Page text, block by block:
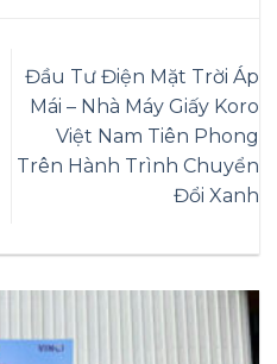
Đầu Tư Điện Mặt Trời Áp
Mái – Nhà Máy Giấy Koro
Việt Nam Tiên Phong
Trên Hành Trình Chuyển
Đổi Xanh